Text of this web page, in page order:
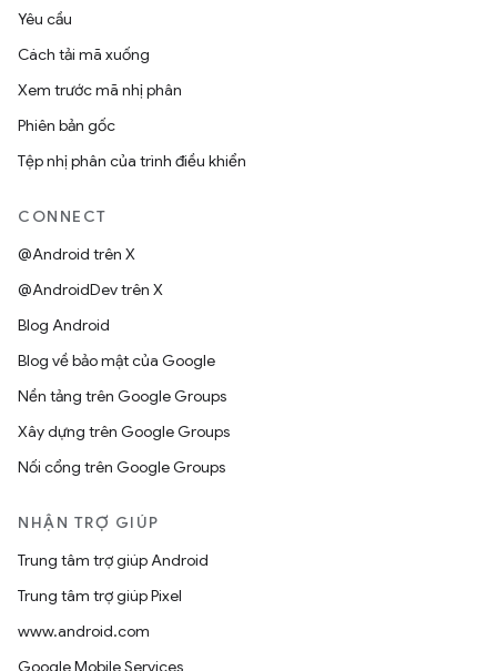
Yêu cầu
Cách tải mã xuống
Xem trước mã nhị phân
Phiên bản gốc
Tệp nhị phân của trình điều khiển
CONNECT
@Android trên X
@AndroidDev trên X
Blog Android
Blog về bảo mật của Google
Nền tảng trên Google Groups
Xây dựng trên Google Groups
Nối cổng trên Google Groups
NHẬN TRỢ GIÚP
Trung tâm trợ giúp Android
Trung tâm trợ giúp Pixel
www.android.com
Google Mobile Services